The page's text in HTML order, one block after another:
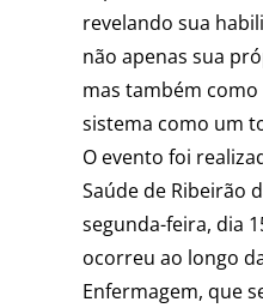
revelando sua
não apenas sua
mas também
sistema como um
O evento foi
Saúde de Ribeirão
segunda-feira, dia
ocorreu ao longo
Enfermagem, que